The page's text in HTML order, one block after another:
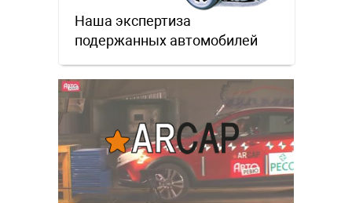
Наша экспертиза
подержанных автомобилей